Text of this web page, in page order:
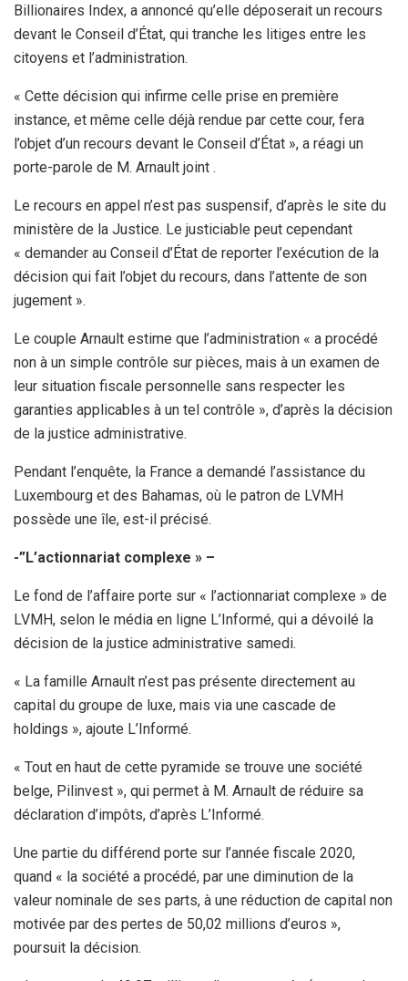
Billionaires Index, a annoncé qu’elle déposerait un recours
devant le Conseil d’État, qui tranche les litiges entre les
citoyens et l’administration.
« Cette décision qui infirme celle prise en première
instance, et même celle déjà rendue par cette cour, fera
l’objet d’un recours devant le Conseil d’État », a réagi un
porte-parole de M. Arnault joint .
Le recours en appel n’est pas suspensif, d’après le site du
ministère de la Justice. Le justiciable peut cependant
« demander au Conseil d’État de reporter l’exécution de la
décision qui fait l’objet du recours, dans l’attente de son
jugement ».
Le couple Arnault estime que l’administration « a procédé
non à un simple contrôle sur pièces, mais à un examen de
leur situation fiscale personnelle sans respecter les
garanties applicables à un tel contrôle », d’après la décision
de la justice administrative.
Pendant l’enquête, la France a demandé l’assistance du
Luxembourg et des Bahamas, où le patron de LVMH
possède une île, est-il précisé.
-”L’actionnariat complexe » –
Le fond de l’affaire porte sur « l’actionnariat complexe » de
LVMH, selon le média en ligne L’Informé, qui a dévoilé la
décision de la justice administrative samedi.
« La famille Arnault n’est pas présente directement au
capital du groupe de luxe, mais via une cascade de
holdings », ajoute L’Informé.
« Tout en haut de cette pyramide se trouve une société
belge, Pilinvest », qui permet à M. Arnault de réduire sa
déclaration d’impôts, d’après L’Informé.
Une partie du différend porte sur l’année fiscale 2020,
quand « la société a procédé, par une diminution de la
valeur nominale de ses parts, à une réduction de capital non
motivée par des pertes de 50,02 millions d’euros »,
poursuit la décision.